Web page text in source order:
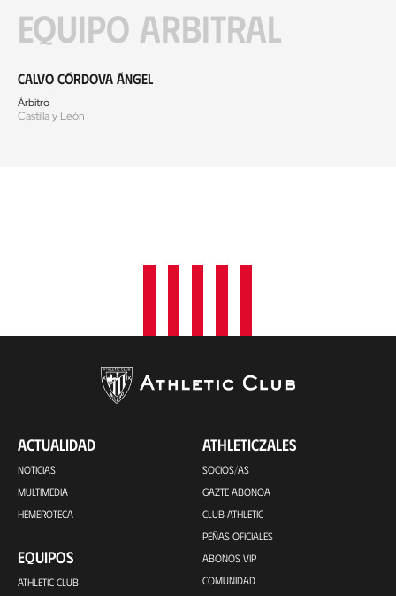
Equipo arbitral
Calvo Córdova Ángel
Árbitro
Castilla y León
ACTUALIDAD
NOTICIAS
MULTIMEDIA
HEMEROTECA
EQUIPOS
ATHLETIC CLUB
ATHLETICZALES
SOCIOS/AS
GAZTE ABONOA
CLUB ATHLETIC
PEÑAS OFICIALES
ABONOS VIP
COMUNIDAD